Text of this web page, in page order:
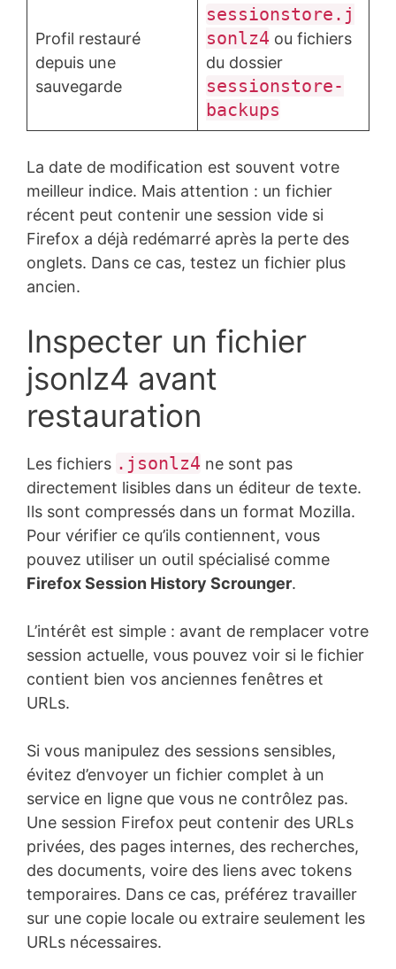
Profil restauré
depuis une
sauvegarde
sessionstore.j
sonlz4 ou fichiers
du dossier
sessionstore-
backups
La date de modification est souvent votre
meilleur indice. Mais attention : un fichier
récent peut contenir une session vide si
Firefox a déjà redémarré après la perte des
onglets. Dans ce cas, testez un fichier plus
ancien.
Inspecter un fichier
jsonlz4 avant
restauration
Les fichiers .jsonlz4 ne sont pas
directement lisibles dans un éditeur de texte.
Ils sont compressés dans un format Mozilla.
Pour vérifier ce qu’ils contiennent, vous
pouvez utiliser un outil spécialisé comme
Firefox Session History Scrounger.
L’intérêt est simple : avant de remplacer votre
session actuelle, vous pouvez voir si le fichier
contient bien vos anciennes fenêtres et
URLs.
Si vous manipulez des sessions sensibles,
évitez d’envoyer un fichier complet à un
service en ligne que vous ne contrôlez pas.
Une session Firefox peut contenir des URLs
privées, des pages internes, des recherches,
des documents, voire des liens avec tokens
temporaires. Dans ce cas, préférez travailler
sur une copie locale ou extraire seulement les
URLs nécessaires.